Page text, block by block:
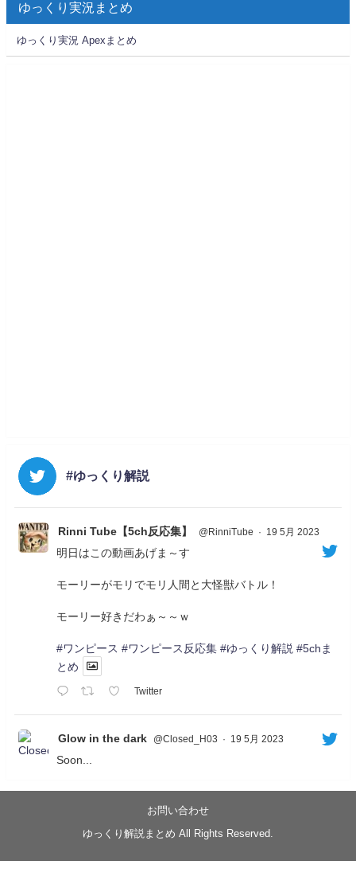
ゆっくり実況まとめ
ゆっくり実況 Apexまとめ
#ゆっくり解説
Rinni Tube【5ch反応集】 @RinniTube · 19 5月 2023
明日はこの動画あげま～す
モーリーがモリでモリ人間と大怪獣バトル！
モーリー好きだわぁ～～ｗ
#ワンピース #ワンピース反応集 #ゆっくり解説 #5chま
とめ
Twitter
Glow in the dark @Closed_H03 · 19 5月 2023
Soon...
【忍】ゆっくり季節性ドネート2021初夏22･23春/異世
界ファンタジー回解説【殺】～トリダ編
https://www.nicovideo.jp/watch/sm42161719
お問い合わせ
ゆっくり解説まとめ All Rights Reserved.